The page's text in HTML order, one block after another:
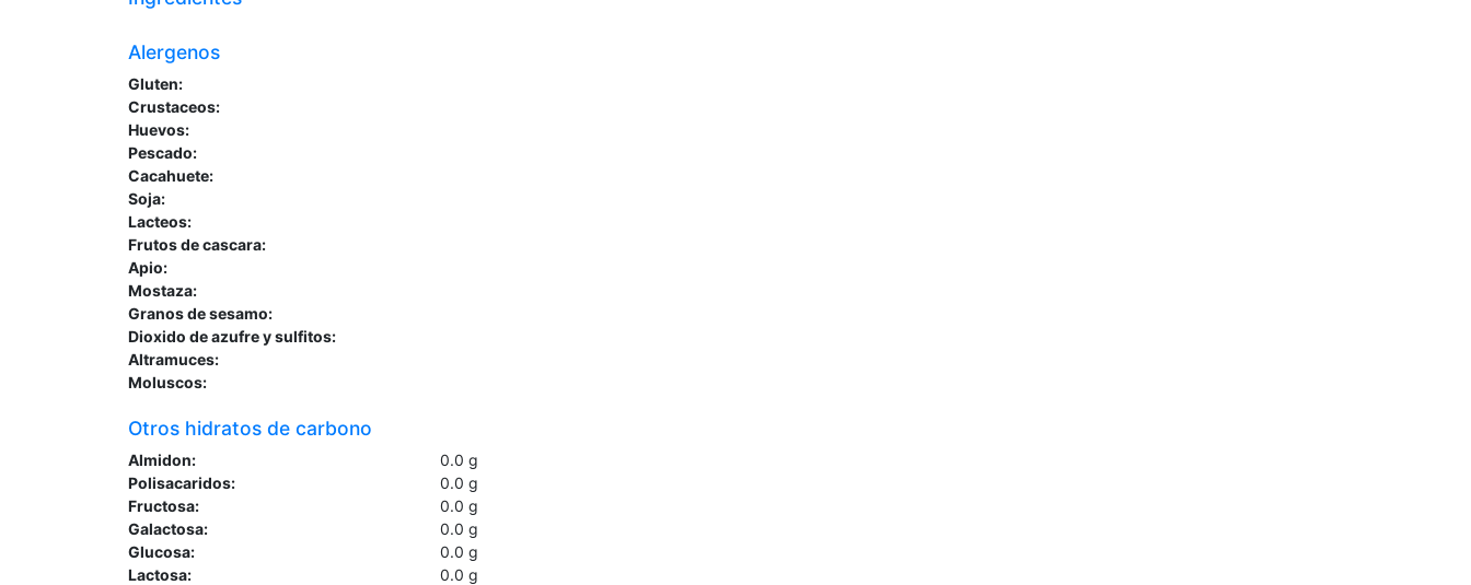
Alergenos
Gluten:
Crustaceos:
Huevos:
Pescado:
Cacahuete:
Soja:
Lacteos:
Frutos de cascara:
Apio:
Mostaza:
Granos de sesamo:
Dioxido de azufre y sulfitos:
Altramuces:
Moluscos:
Otros hidratos de carbono
Almidon: 0.0 g
Polisacaridos:
0.0 g
Fructosa:
0.0 g
Galactosa:
0.0 g
Glucosa:
0.0 g
Lactosa:
0.0 g